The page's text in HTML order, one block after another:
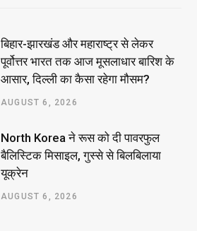
बिहार-झारखंड और महाराष्ट्र से लेकर
पूर्वोत्तर भारत तक आज मूसलाधार बारिश के
आसार, दिल्ली का कैसा रहेगा मौसम?
AUGUST 6, 2026
North Korea ने रूस को दी पावरफुल
बैलिस्टिक मिसाइल, गुस्से से बिलबिलाया
यूक्रेन
AUGUST 6, 2026